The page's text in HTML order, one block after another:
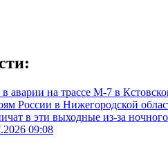
аварии на трассе М-7 в
России в Нижегородской
в эти выходные из-за
09:08